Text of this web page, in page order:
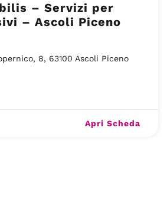
– Servizi per
– Ascoli Piceno
8, 63100 Ascoli Piceno
Apri Scheda